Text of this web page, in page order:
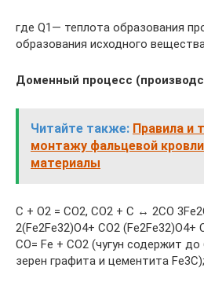
где Q1— теплота образования
образования исходного
Доменный процесс
Читайте также: Правила и
монтажу фальцевой
материалы
C + O2 = CO2, CO2 + C ↔ 2CO
2(Fe2Fe32)O4+ CO2 (Fe2Fe32)O4+
CO= Fe + CO2 (чугун содержит до
зерен графита и цементита Fe3C);